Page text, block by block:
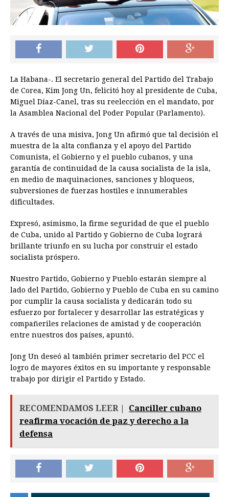
La Habana-. El secretario general del Partido del Trabajo
de Corea, Kim Jong Un, felicitó hoy al presidente de Cuba,
Miguel Díaz-Canel, tras su reelección en el mandato, por
la Asamblea Nacional del Poder Popular (Parlamento).
A través de una misiva, Jong Un afirmó que tal decisión el
muestra de la alta confianza y el apoyo del Partido
Comunista, el Gobierno y el pueblo cubanos, y una
garantía de continuidad de la causa socialista de la isla,
en medio de maquinaciones, sanciones y bloqueos,
subversiones de fuerzas hostiles e innumerables
dificultades.
Expresó, asimismo, la firme seguridad de que el pueblo
de Cuba, unido al Partido y Gobierno de Cuba logrará
brillante triunfo en su lucha por construir el estado
socialista próspero.
Nuestro Partido, Gobierno y Pueblo estarán siempre al
lado del Partido, Gobierno y Pueblo de Cuba en su camino
por cumplir la causa socialista y dedicarán todo su
esfuerzo por fortalecer y desarrollar las estratégicas y
compañeriles relaciones de amistad y de cooperación
entre nuestros dos países, apuntó.
Jong Un deseó al también primer secretario del PCC el
logro de mayores éxitos en su importante y responsable
trabajo por dirigir el Partido y Estado.
RECOMENDAMOS LEER |
Canciller cubano
reafirma vocación de paz y derecho a la
defensa